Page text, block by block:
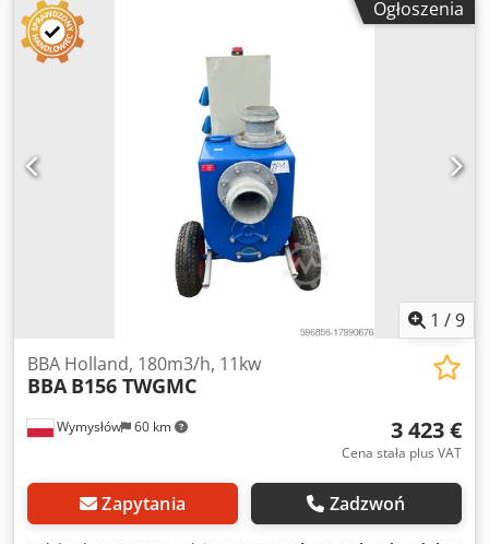
obr/min
Ogłoszenia
1 /9
Wymysłów 60 km
BBA Holland, 180m3/h, 11kw
BBA B156 TWGMC
3 423 €
Cena stała plus VAT
Zapytania Zadzwoń